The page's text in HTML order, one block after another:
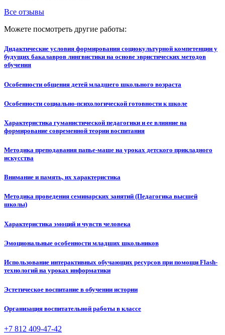
Все отзывы
Можете посмотреть другие работы:
Дидактические условия формирования социокультурной компетенции у
будущих бакалавров лингвистики на основе эвристических методов
обучения
Особенности общения детей младшего школьного возраста
Особенности социально-психологической готовности к школе
Характеристика гуманистической педагогики и ее влияние на
формирование современной теории воспитания
Методика преподавания папье-маше на уроках детского прикладного
искусства
Внимание и память, их характеристика
Методика проведения семинарских занятий (Педагогика высшей
школы)
Характеристика эмоций и чувств человека
Эмоциональные особенности младших школьников
Использование интерактивных обучающих ресурсов при помощи Flash-
технологий на уроках информатики
Эстетическое воспитание в обучении истории
Организация воспитательной работы в классе
+7 812 409-47-42